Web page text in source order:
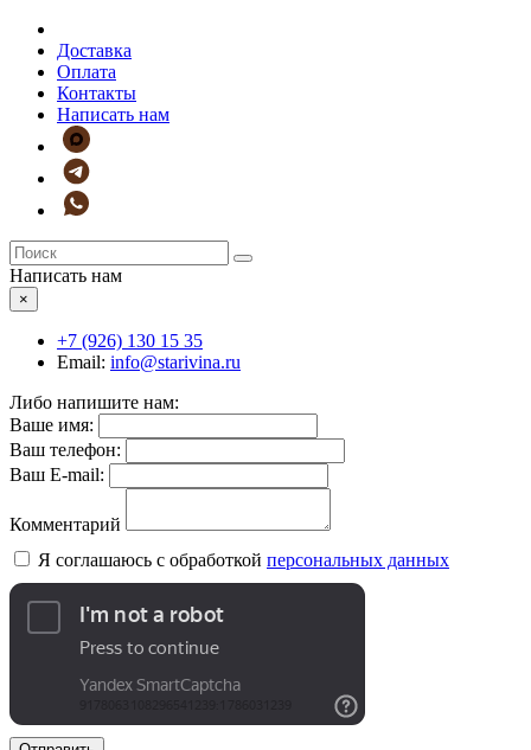
Доставка
Оплата
Контакты
Написать нам
Написать нам
×
+7 (926) 130 15 35
Email: info@starivina.ru
Либо напишите нам:
Ваше имя:
Ваш телефон:
Ваш E-mail:
Комментарий
Я соглашаюсь с обработкой персональных данных